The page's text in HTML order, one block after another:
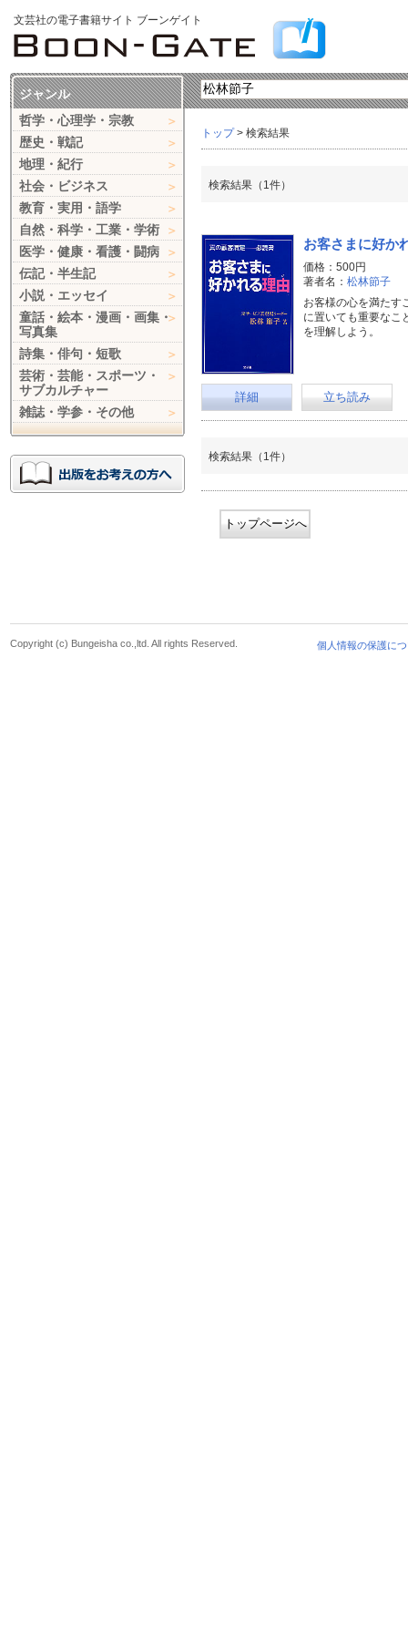
文芸社の電子書籍サイト ブーンゲイト
トップ> 検索結果
検索結果（1件）
お客さまに好か
価格：500円
著者名： 松林節子
お客様の心を満たす
に置いても重要なこ
を理解しよう。
詳細 立ち読み
検索結果（1件）
トップページへ
ジャンル
哲学・心理学・宗教
歴史・戦記
地理・紀行
社会・ビジネス
教育・実用・語学
自然・科学・工業・学術
医学・健康・看護・闘病
伝記・半生記
小説・エッセイ
童話・絵本・漫画・画集・
写真集
詩集・俳句・短歌
芸術・芸能・スポーツ・
サブカルチャー
雑誌・学参・その他
個人情報の保護に
Copyright (c) Bungeisha co.,ltd. All rights Reserved.